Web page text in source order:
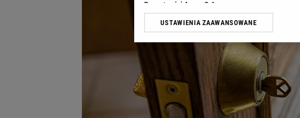
Prywatności Agora S.A.
Klikając „Akceptuję” wyrażasz też zgodę na
dotyczące plików cookie, wywołując narzędzie
odnośnik „Ustawienia prywatności ” w stopce
plików cookie możliwa jest także za pomocą
My, nasi Zaufani Partnerzy i Agora S.A. możemy
Użycie dokładnych danych geolokalizacyjnych.
Przechowywanie informacji na urządzeniu lub
USTAWIENIA ZAAWANSOWANE